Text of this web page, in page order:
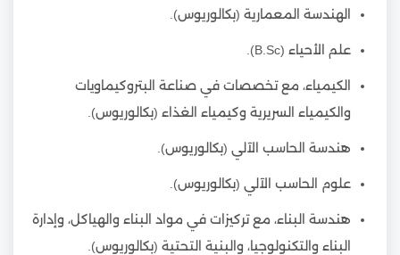
الهندسة المعمارية (بكالوريوس).
علم الأحياء (B.Sc).
الكيمياء، مع تخصصات في صناعة البتروكيماويات
والكيمياء السريرية وكيمياء الغذاء (بكالوريوس).
هندسة الحاسب الآلي (بكالوريوس).
علوم الحاسب الآلي (بكالوريوس).
هندسة البناء، مع تركيزات في مواد البناء والهياكل، وإدارة
البناء والتكنولوجيا، والبنية التحتية (بكالوريوس).